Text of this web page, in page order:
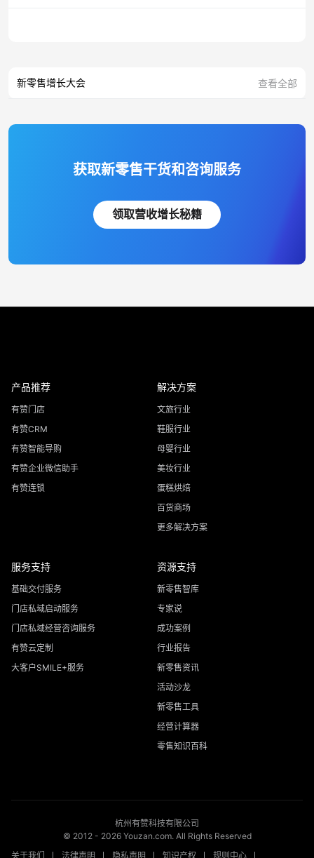
新零售增长大会 查看全部
获取新零售干货和咨询服务
领取营收增长秘籍
产品推荐
有赞门店
有赞CRM
有赞智能导购
有赞企业微信助手
有赞连锁
解决方案
文旅行业
鞋服行业
母婴行业
美妆行业
蛋糕烘焙
百货商场
更多解决方案
服务支持
基础交付服务
门店私域启动服务
门店私域经营咨询服务
有赞云定制
大客户SMILE+服务
资源支持
新零售智库
专家说
成功案例
行业报告
新零售资讯
活动沙龙
新零售工具
经营计算器
零售知识百科
杭州有赞科技有限公司
© 2012 - 2026Youzan.com. All Rights Reserved
关于我们
法律声明 隐私声明 知识产权 规则中心